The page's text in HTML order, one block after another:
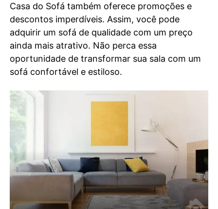
Casa do Sofá também oferece promoções e
descontos imperdíveis. Assim, você pode
adquirir um sofá de qualidade com um preço
ainda mais atrativo. Não perca essa
oportunidade de transformar sua sala com um
sofá confortável e estiloso.